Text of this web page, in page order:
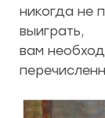
никогда не
выиграть,
вам